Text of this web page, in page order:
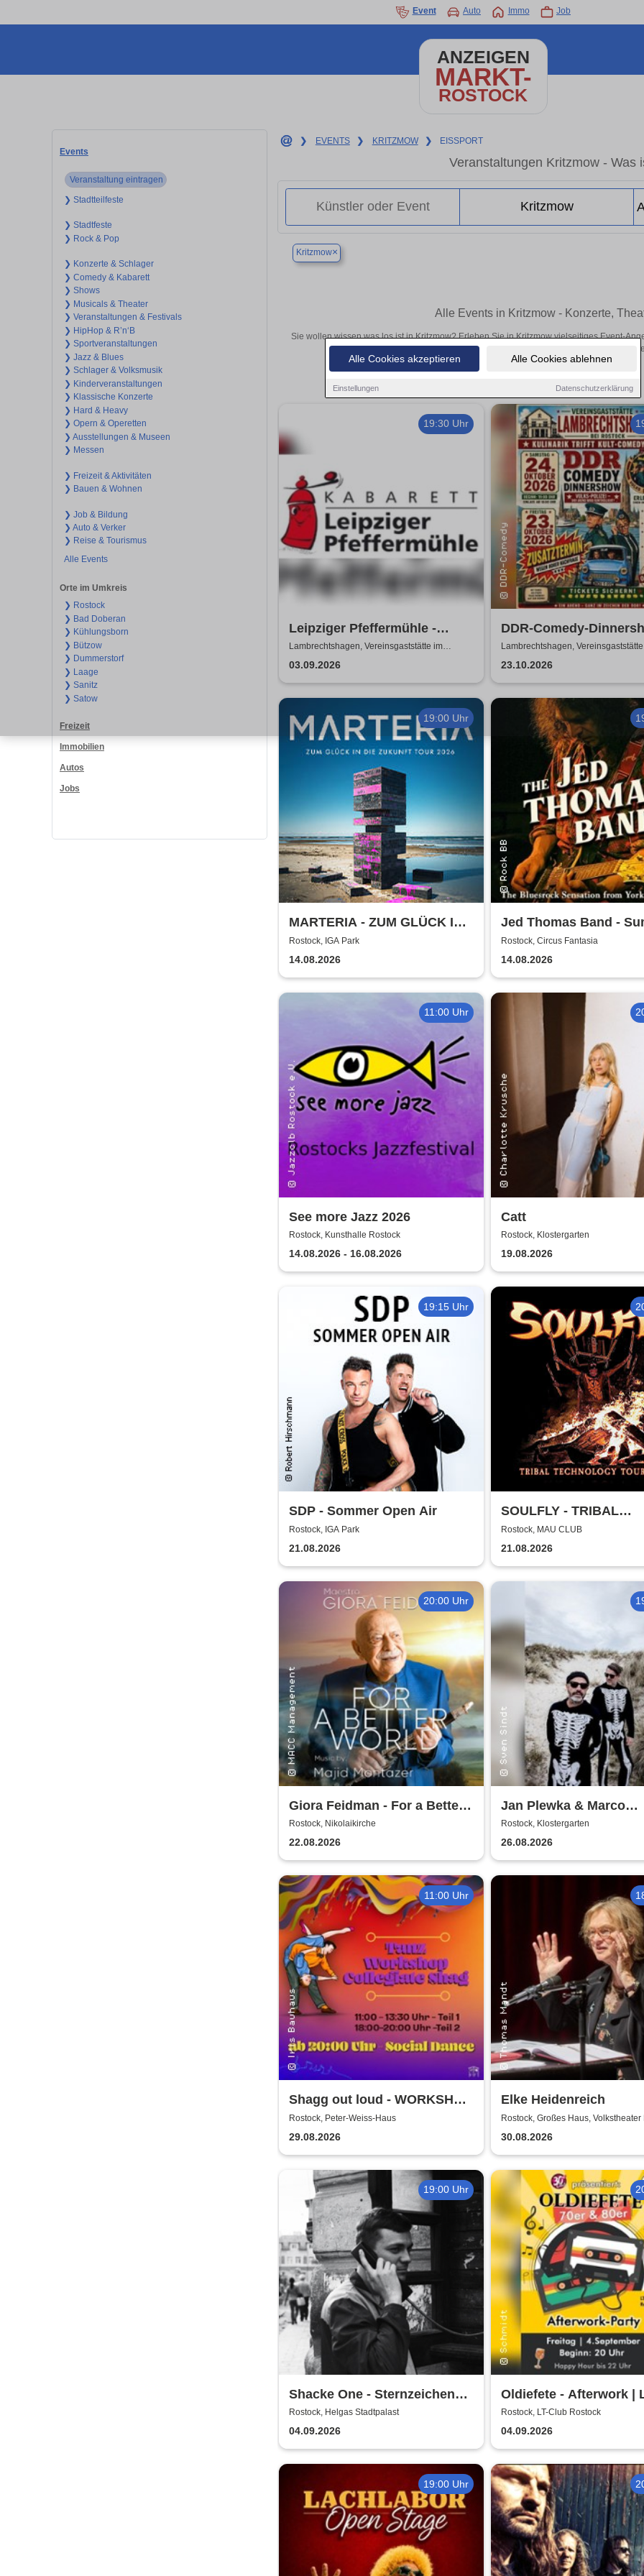
Alle Cookies akzeptieren Alle Cookies ablehnen
Einstellungen Datenschutzerklärung
Event Auto Immo Job
ANZEIGEN
MARKT-
ROSTOCK
Events
Veranstaltung eintragen
❯ Stadtteilfeste
❯ Stadtfeste
❯ Rock & Pop
❯ Konzerte & Schlager
❯ Comedy & Kabarett
❯ Shows
❯ Musicals & Theater
❯ Veranstaltungen & Festivals
❯ HipHop & R’n‘B
❯ Sportveranstaltungen
❯ Jazz & Blues
❯ Schlager & Volksmusik
❯ Kinderveranstaltungen
❯ Klassische Konzerte
❯ Hard & Heavy
❯ Opern & Operetten
❯ Ausstellungen & Museen
❯ Messen
❯ Freizeit & Aktivitäten
❯ Bauen & Wohnen
❯ Job & Bildung
❯ Auto & Verker
❯ Reise & Tourismus
Alle Events
Orte im Umkreis
❯ Rostock
❯ Bad Doberan
❯ Kühlungsborn
❯ Bützow
❯ Dummerstorf
❯ Laage
❯ Sanitz
❯ Satow
Freizeit
Immobilien
Autos
Jobs
❯ EVENTS ❯ KRITZMOW ❯ EISSPORT
Veranstaltungen Kritzmow - Was
Kritzmow×
Alle Events in Kritzmow - Konzerte,
Sie wollen wissen was los ist in Kritzmow? Erleben Sie in Kritzmow vielseitiges Event-
oder aufregende Veranstaltungen in Kritzmow – hier
19:30 Uhr
Leipziger Pfeffermühle -
Satire mit Biss
Lambrechtshagen, Vereinsgaststätte im
Gemeindezentrum Lambrechtshagen
03.09.2026
DDR-Comedy-
ZUSATZSHOW
Lambrechtshagen,
Gemeindezentrum Lambrechtshagen
23.10.2026
19:00 Uhr
MARTERIA - ZUM GLÜCK IN
DIE ZUKUNFT TOUR 2026
Rostock, IGA Park
14.08.2026
Jed Thomas Band -
Tour 2026
Rostock, Circus Fantasia
14.08.2026
11:00 Uhr
See more Jazz 2026
Rostock, Kunsthalle Rostock
14.08.2026 - 16.08.2026
Catt
Rostock, Klostergarten
19.08.2026
19:15 Uhr
SDP - Sommer Open Air
Rostock, IGA Park
21.08.2026
SOULFLY - TRIBAL
TECHNOLOGY TOUR
Rostock, MAU CLUB
21.08.2026
20:00 Uhr
Giora Feidman - For a Better
World
Rostock, Nikolaikirche
22.08.2026
Jan Plewka & Marco
Schmedtje - Between
Lights
Rostock, Klostergarten
26.08.2026
11:00 Uhr
Shagg out loud - WORKSHOP
+ Social Dance | Peter Weiss
Haus Rostock
Rostock, Peter-Weiss-Haus
29.08.2026
Elke Heidenreich
Rostock, Großes Haus, Volkstheater
30.08.2026
19:00 Uhr
Shacke One - Sternzeichen
Boss Tour
Rostock, Helgas Stadtpalast
04.09.2026
Oldiefete - Afterwork |
Club Rostock
Rostock, LT-Club Rostock
04.09.2026
19:00 Uhr